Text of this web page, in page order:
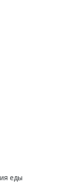
еды